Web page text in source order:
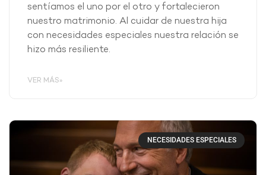
sentíamos el uno por el otro y fortalecieron
nuestro matrimonio. Al cuidar de nuestra hija
con necesidades especiales nuestra relación se
hizo más resiliente.
VER MÁS»
NECESIDADES ESPECIALES